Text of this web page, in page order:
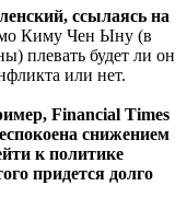
ссылаясь на
Киму Чен Ыну (в
плевать будет ли он
или нет.
Financial Times
снижением
к политике
придется долго